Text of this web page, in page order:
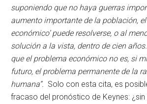
suponiendo que no haya guerras
aumento importante de la población, el
económico’ puede resolverse, o al
solución a la vista, dentro de cien
que el problema económico no es, si
futuro, el problema permanente de la
humana”. Solo con esta cita, es
fracaso del pronóstico de Keynes: ¿sin